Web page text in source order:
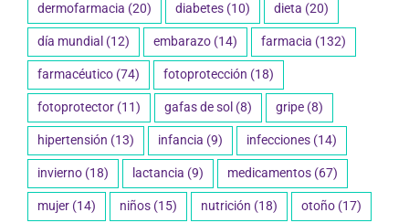
dermofarmacia (20) diabetes (10) dieta (20)
día mundial (12) embarazo (14) farmacia (132)
farmacéutico (74) fotoprotección (18)
fotoprotector (11) gafas de sol (8) gripe (8)
hipertensión (13) infancia (9) infecciones (14)
invierno (18) lactancia (9) medicamentos (67)
mujer (14) niños (15) nutrición (18) otoño (17)